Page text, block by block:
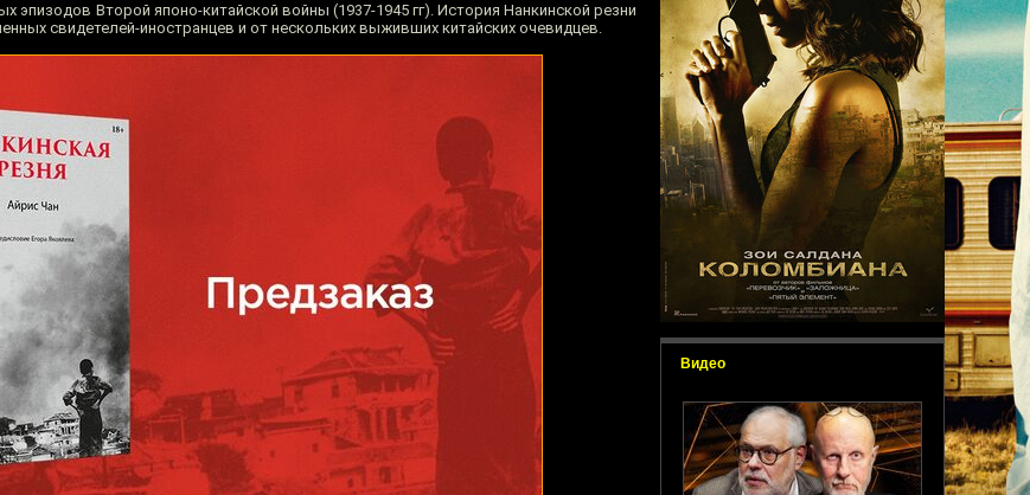
Видео
эпизодов Второй японо-китайской войны (1937-1945 гг). История Нанкинской резни
свидетелей-иностранцев и от нескольких выживших китайских очевидцев.